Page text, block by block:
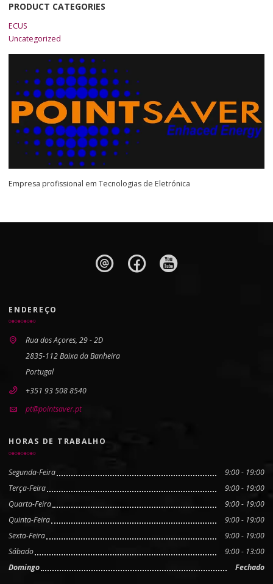
PRODUCT CATEGORIES
ECUS
Uncategorized
Empresa profissional em Tecnologias de Eletrónica
ENDEREÇO
Rua dos Açores, 29 - 2D
2835-112 Baixa da Banheira
Portugal
+351 93 508 8540
pt@pointsaver.pt
HORAS DE TRABALHO
Segunda-Feira
9:00 - 19:00
Terça-Feira
9:00 - 19:00
Quarta-Feira
9:00 - 19:00
Quinta-Feira
9:00 - 19:00
Sexta-Feira
9:00 - 19:00
Sábado
9:00 - 13:00
Domingo
Fechado